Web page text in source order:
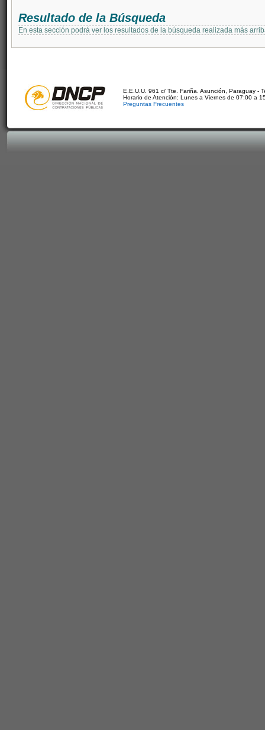
Resultado de la Búsqueda
En esta sección podrá ver los resultados de la búsqueda realizada más
E.E.U.U. 961 c/ Tte. Fariña. Asunción, Paraguay -
Horario de Atención: Lunes a Viernes de 07:00 a
Preguntas Frecuentes